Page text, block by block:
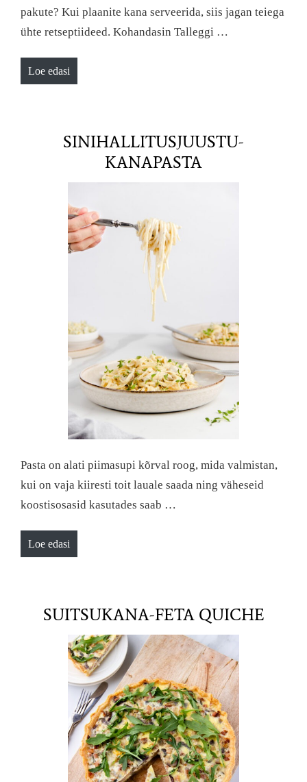
pakute? Kui plaanite kana serveerida, siis jagan teiega
ühte retseptiideed. Kohandasin Talleggi …
Loe edasi
SINIHALLITUSJUUSTU-
KANAPASTA
Pasta on alati piimasupi kõrval roog, mida valmistan,
kui on vaja kiiresti toit lauale saada ning väheseid
koostisosasid kasutades saab …
Loe edasi
SUITSUKANA-FETA QUICHE